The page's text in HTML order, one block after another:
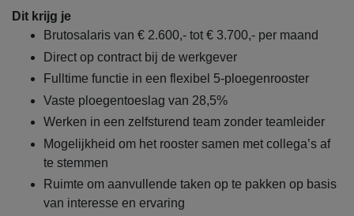
Dit krijg je
Brutosalaris van € 2.600,- tot € 3.700,- per maand
Direct op contract bij de werkgever
Fulltime functie in een flexibel 5-ploegenrooster
Vaste ploegentoeslag van 28,5%
Werken in een zelfsturend team zonder teamleider
Mogelijkheid om het rooster samen met collega’s af
te stemmen
Ruimte om aanvullende taken op te pakken op basis
van interesse en ervaring